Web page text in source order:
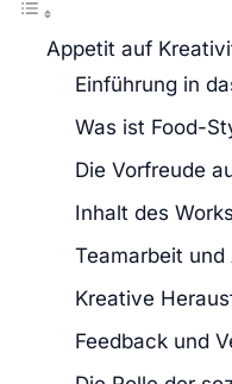
Appetit auf
Einführung in
Was ist Food-
Die Vorfreude
Inhalt des
Teamarbeit
Kreative
Feedback und